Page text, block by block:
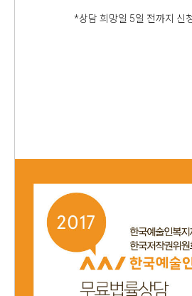
*상담 희망일 5일 전까지 신